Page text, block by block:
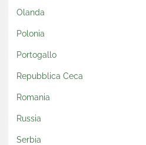
Olanda
Polonia
Portogallo
Repubblica Ceca
Romania
Russia
Serbia